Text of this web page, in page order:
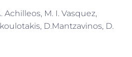
Achilleos, M. I. Vasquez,
D.Mantzavinos, D.